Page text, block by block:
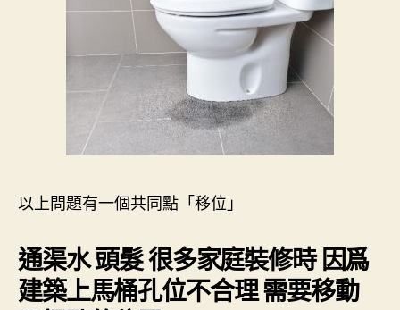
以上問題有一個共同點「移位」
通渠水 頭髮 很多家庭裝修時 因爲
建築上馬桶孔位不合理 需要移動